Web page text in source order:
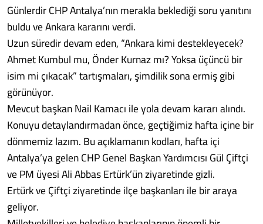
Günlerdir CHP Antalya’nın merakla beklediği soru yanıtını
buldu ve Ankara kararını verdi.
Uzun süredir devam eden, “Ankara kimi destekleyecek?
Ahmet Kumbul mu, Önder Kurnaz mı? Yoksa üçüncü bir
isim mi çıkacak” tartışmaları, şimdilik sona ermiş gibi
görünüyor.
Mevcut başkan Nail Kamacı ile yola devam kararı alındı.
Konuyu detaylandırmadan önce, geçtiğimiz hafta içine bir
dönmemiz lazım. Bu açıklamanın kodları, hafta içi
Antalya’ya gelen CHP Genel Başkan Yardımcısı Gül Çiftçi
ve PM üyesi Ali Abbas Ertürk’ün ziyaretinde gizli.
Ertürk ve Çiftçi ziyaretinde ilçe başkanları ile bir araya
geliyor.